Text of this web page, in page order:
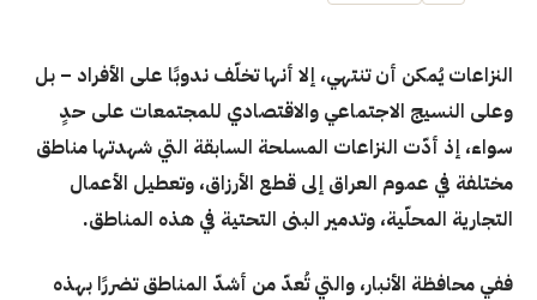
النزاعات يُمكن أن تنتهي، إلا أنها تخلّف ندوبًا على الأفراد – بل
وعلى النسيج الاجتماعي والاقتصادي للمجتمعات على حدٍ
سواء، إذ أدّت النزاعات المسلحة السابقة التي شهدتها مناطق
مختلفة في عموم العراق إلى قطع الأرزاق، وتعطيل الأعمال
التجارية المحلّية، وتدمير البنى التحتية في هذه المناطق.
ففي محافظة الأنبار، والتي تُعدّ من أشدّ المناطق تضررًا بهذه